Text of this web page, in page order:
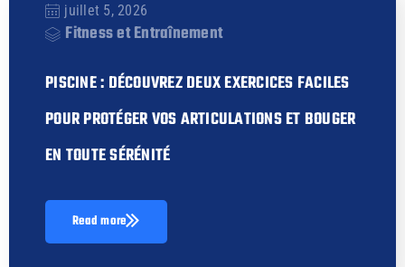
juillet 5, 2026
Fitness et Entraînement
PISCINE : DÉCOUVREZ DEUX EXERCICES FACILES
POUR PROTÉGER VOS ARTICULATIONS ET BOUGER
EN TOUTE SÉRÉNITÉ
Read more